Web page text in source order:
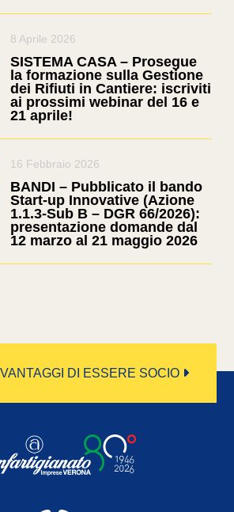
8 Aprile 2026
SISTEMA CASA – Prosegue
la formazione sulla Gestione
dei Rifiuti in Cantiere: iscriviti
ai prossimi webinar del 16 e
21 aprile!
16 Febbraio 2026
BANDI – Pubblicato il bando
Start-up Innovative (Azione
1.1.3-Sub B – DGR 66/2026):
presentazione domande dal
12 marzo al 21 maggio 2026
DI ESSERE SOCIO